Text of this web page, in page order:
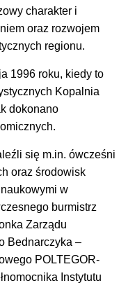
charakter i
oraz rozwojem
regionu.
1996 roku, kiedy to
Kopalnia
dokonano
się m.in. ówcześni
oraz środowisk
w
burmistrz
Zarządu
Bednarczyka –
POLTEGOR-
Instytutu